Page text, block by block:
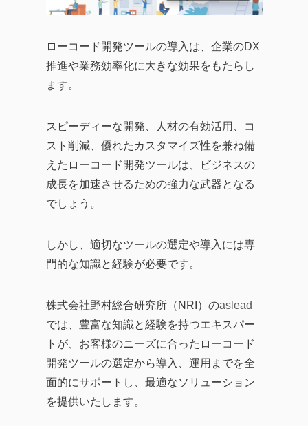
ローコード開発ツールの導入は、企業のDX
推進や業務効率化に大きな効果をもたらし
ます。
スピーディーな開発、人材の有効活用、コ
スト削減、優れたカスタマイズ性を兼ね備
えたローコード開発ツールは、ビジネスの
成長を加速させるための強力な武器となる
でしょう。
しかし、適切なツールの選定や導入には専
門的な知識と経験が必要です。
株式会社野村総合研究所（NRI）のaslead
では、豊富な知識と経験を持つエキスパー
トが、お客様のニーズに合ったローコード
開発ツールの選定から導入、運用までを全
面的にサポートし、最適なソリューション
を提供いたします。